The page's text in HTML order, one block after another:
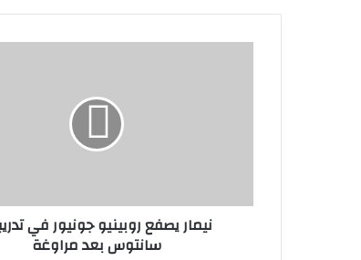
ب
نيمار يصفع روبينيو جونيور في
سانتوس بعد مراوغة